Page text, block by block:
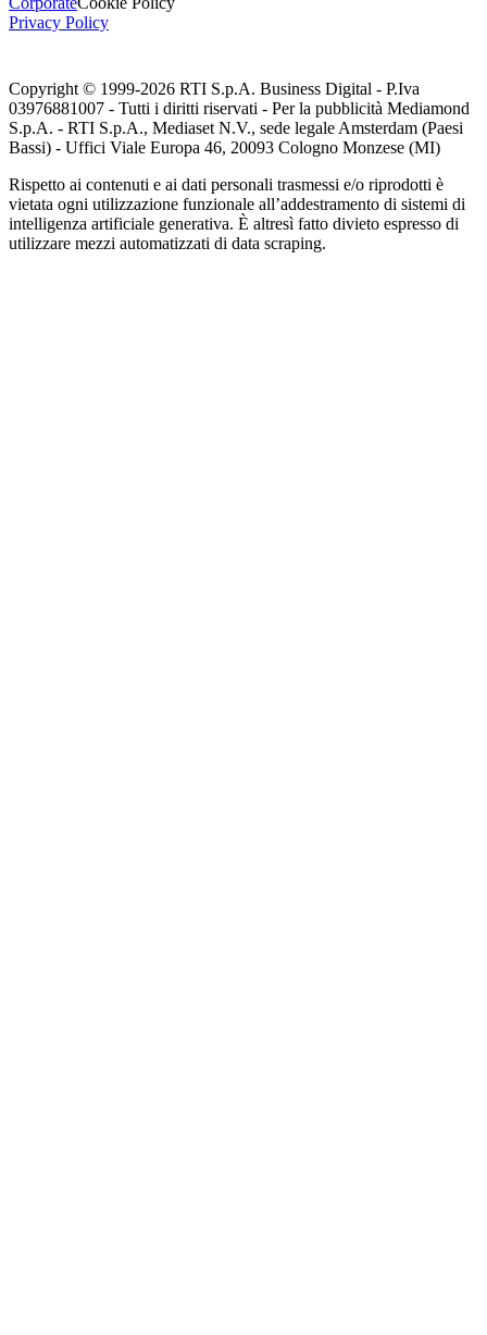
Privacy Policy
Copyright © 1999-2026 RTI S.p.A. Business Digital - P.Iva
03976881007 - Tutti i diritti riservati - Per la pubblicità Mediamond
S.p.A. - RTI S.p.A., Mediaset N.V., sede legale Amsterdam (Paesi
Bassi) - Uffici Viale Europa 46, 20093 Cologno Monzese (MI)
Rispetto ai contenuti e ai dati personali trasmessi e/o riprodotti è
vietata ogni utilizzazione funzionale all’addestramento di sistemi di
intelligenza artificiale generativa. È altresì fatto divieto espresso di
utilizzare mezzi automatizzati di data scraping.